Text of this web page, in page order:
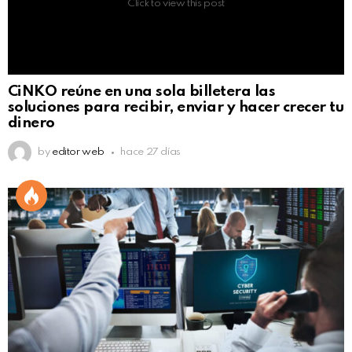
Click to view this post
CiNKO reúne en una sola billetera las
soluciones para recibir, enviar y hacer crecer tu
dinero
by editor web hace 27 días